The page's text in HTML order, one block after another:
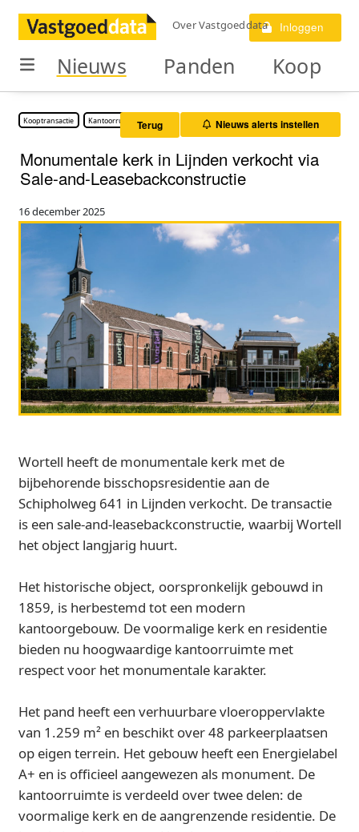
Over Vastgoeddata Inloggen
Nieuws Panden Koop
Kooptransactie KantoorruimteTerug Nieuws alerts instellen
Monumentale kerk in Lijnden verkocht via
Sale-and-Leasebackconstructie
16 december 2025
Wortell heeft de monumentale kerk met de
bijbehorende bisschopsresidentie aan de
Schipholweg 641 in Lijnden verkocht. De transactie
is een sale-and-leasebackconstructie, waarbij Wortell
het object langjarig huurt.
Het historische object, oorspronkelijk gebouwd in
1859, is herbestemd tot een modern
kantoorgebouw. De voormalige kerk en residentie
bieden nu hoogwaardige kantoorruimte met
respect voor het monumentale karakter.
Het pand heeft een verhuurbare vloeroppervlakte
van 1.259 m² en beschikt over 48 parkeerplaatsen
op eigen terrein. Het gebouw heeft een Energielabel
A+ en is officieel aangewezen als monument. De
kantoorruimte is verdeeld over twee delen: de
voormalige kerk en de aangrenzende residentie. De